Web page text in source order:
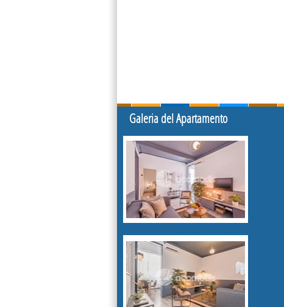
Galeria del Apartamento